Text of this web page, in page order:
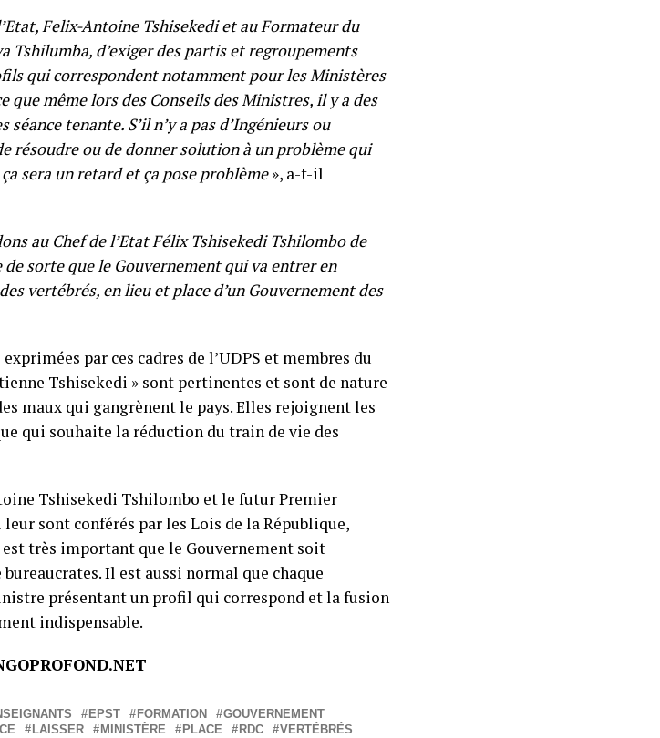
Felix-Antoine Tshisekedi et au Formateur du
Tshilumba, d’exiger des partis et regroupements
qui correspondent notamment pour les Ministères
que même lors des Conseils des Ministres, il y a des
tenante. S’il n’y a pas d’Ingénieurs ou
résoudre ou de donner solution à un problème qui
sera un retard et ça pose problème», a-t-il
au Chef de l’Etat Félix Tshisekedi Tshilombo de
sorte que le Gouvernement qui va entrer en
vertébrés, en lieu et place d’un Gouvernement des
par ces cadres de l’UDPS et membres du
Tshisekedi » sont pertinentes et sont de nature
maux qui gangrènent le pays. Elles rejoignent les
qui souhaite la réduction du train de vie des
Tshisekedi Tshilombo et le futur Premier
sont conférés par les Lois de la République,
très important que le Gouvernement soit
Il est aussi normal que chaque
présentant un profil qui correspond et la fusion
indispensable.
EPST FORMATION
GOUVERNEMENT
LAISSER MINISTÈRE PLACE RDC VERTÉBRÉS